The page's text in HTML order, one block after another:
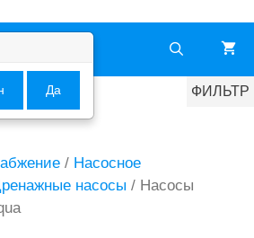
Да ФИЛЬТР
/ Насосное
насосы / Насосы